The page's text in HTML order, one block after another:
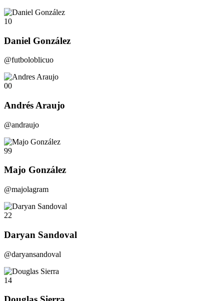
10
Daniel González
@futboloblicuo
00
Andrés Araujo
@andraujo
99
Majo González
@majolagram
22
Daryan Sandoval
@daryansandoval
14